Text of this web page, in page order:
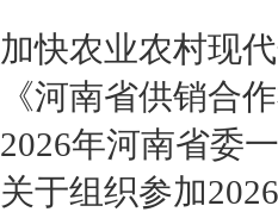
加快农业农村现
《河南省供销合
2026年河南省委
关于组织参加